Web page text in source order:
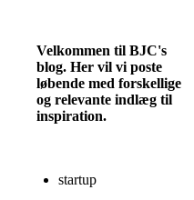
Velkommen til BJC's
blog. Her vil vi poste
løbende med forskellige
og relevante indlæg til
inspiration.
startup